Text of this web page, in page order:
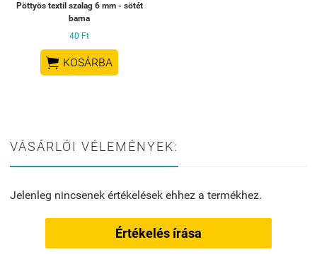
Pöttyös textil szalag 6 mm - sötét
barna
40 Ft
 KOSÁRBA
VÁSÁRLÓI VÉLEMÉNYEK:
Jelenleg nincsenek értékelések ehhez a termékhez.
Értékelés írása